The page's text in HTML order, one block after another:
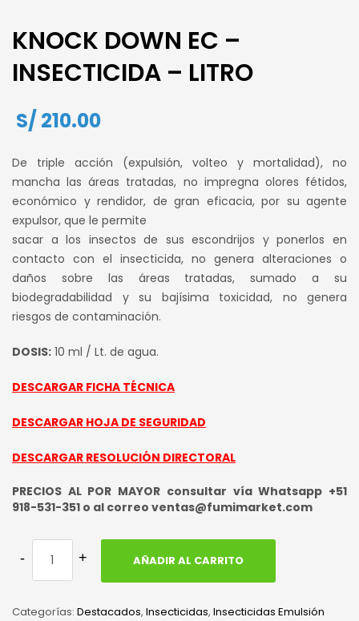
KNOCK DOWN EC –
INSECTICIDA – LITRO
S/ 210.00
De triple acción (expulsión, volteo y mortalidad), no
mancha las áreas tratadas, no impregna olores fétidos,
económico y rendidor, de gran eficacia, por su agente
expulsor, que le permite
sacar a los insectos de sus escondrijos y ponerlos en
contacto con el insecticida, no genera alteraciones o
daños sobre las áreas tratadas, sumado a su
biodegradabilidad y su bajísima toxicidad, no genera
riesgos de contaminación.
DOSIS: 10 ml / Lt. de agua.
DESCARGAR FICHA TÉCNICA
DESCARGAR HOJA DE SEGURIDAD
DESCARGAR RESOLUCIÓN DIRECTORAL
PRECIOS AL POR MAYOR consultar vía Whatsapp +51
918-531-351 o al correo ventas@fumimarket.com
AÑADIR AL CARRITO
Categorías: Destacados, Insecticidas, Insecticidas Emulsión